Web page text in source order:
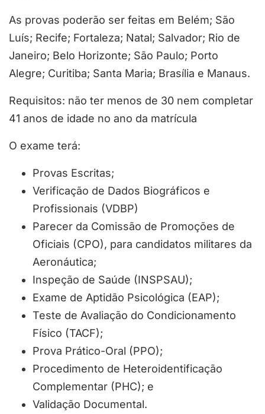
As provas poderão ser feitas em Belém; São
Luís; Recife; Fortaleza; Natal; Salvador; Rio de
Janeiro; Belo Horizonte; São Paulo; Porto
Alegre; Curitiba; Santa Maria; Brasília e Manaus.
Requisitos: não ter menos de 30 nem completar
41 anos de idade no ano da matrícula
O exame terá:
Provas Escritas;
Verificação de Dados Biográficos e
Profissionais (VDBP)
Parecer da Comissão de Promoções de
Oficiais (CPO), para candidatos militares da
Aeronáutica;
Inspeção de Saúde (INSPSAU);
Exame de Aptidão Psicológica (EAP);
Teste de Avaliação do Condicionamento
Físico (TACF);
Prova Prático-Oral (PPO);
Procedimento de Heteroidentificação
Complementar (PHC); e
Validação Documental.